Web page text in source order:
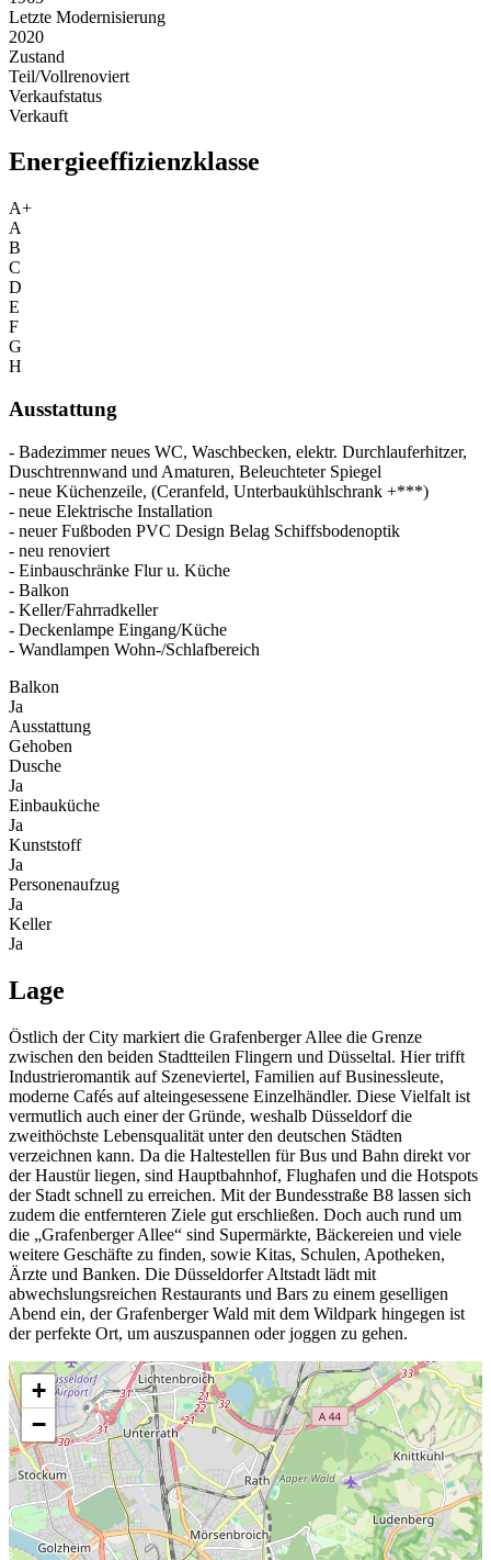
Letzte Modernisierung
2020
Zustand
Teil/Vollrenoviert
Verkaufstatus
Verkauft
Energieeffizienzklasse
A+
A
B
C
D
E
F
G
H
Ausstattung
- Badezimmer neues WC, Waschbecken, elektr. Durchlauferhitzer,
Duschtrennwand und Amaturen, Beleuchteter Spiegel
- neue Küchenzeile, (Ceranfeld, Unterbaukühlschrank +***)
- neue Elektrische Installation
- neuer Fußboden PVC Design Belag Schiffsbodenoptik
- neu renoviert
- Einbauschränke Flur u. Küche
- Balkon
- Keller/Fahrradkeller
- Deckenlampe Eingang/Küche
- Wandlampen Wohn-/Schlafbereich
Balkon
Ja
Ausstattung
Gehoben
Dusche
Ja
Einbauküche
Ja
Kunststoff
Ja
Personenaufzug
Ja
Keller
Ja
Lage
Östlich der City markiert die Grafenberger Allee die Grenze
zwischen den beiden Stadtteilen Flingern und Düsseltal. Hier trifft
Industrieromantik auf Szeneviertel, Familien auf Businessleute,
moderne Cafés auf alteingesessene Einzelhändler. Diese Vielfalt ist
vermutlich auch einer der Gründe, weshalb Düsseldorf die
zweithöchste Lebensqualität unter den deutschen Städten
verzeichnen kann. Da die Haltestellen für Bus und Bahn direkt vor
der Haustür liegen, sind Hauptbahnhof, Flughafen und die Hotspots
der Stadt schnell zu erreichen. Mit der Bundesstraße B8 lassen sich
zudem die entfernteren Ziele gut erschließen. Doch auch rund um
die „Grafenberger Allee“ sind Supermärkte, Bäckereien und viele
weitere Geschäfte zu finden, sowie Kitas, Schulen, Apotheken,
Ärzte und Banken. Die Düsseldorfer Altstadt lädt mit
abwechslungsreichen Restaurants und Bars zu einem geselligen
Abend ein, der Grafenberger Wald mit dem Wildpark hingegen ist
der perfekte Ort, um auszuspannen oder joggen zu gehen.
+
−